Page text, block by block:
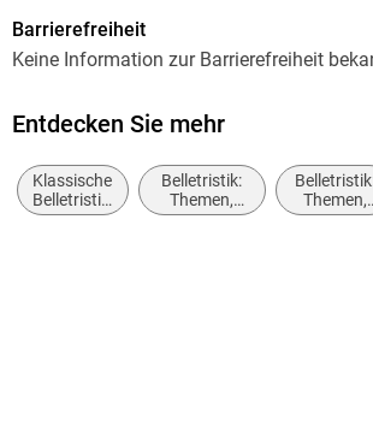
144
Reihe
Thomas Mann
Nachwort
Barrierefreiheit
Keine Information zur Barrierefreiheit
Entdecken Sie mehr
Klassische
Belletristik:
allgemein
Belletristik:
Themen,
Stoffe,
Themen,
Stoffe,